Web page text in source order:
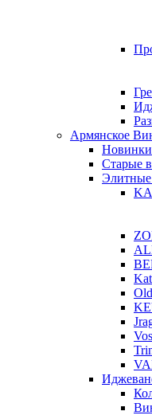
Армянское
Новинки
Старые